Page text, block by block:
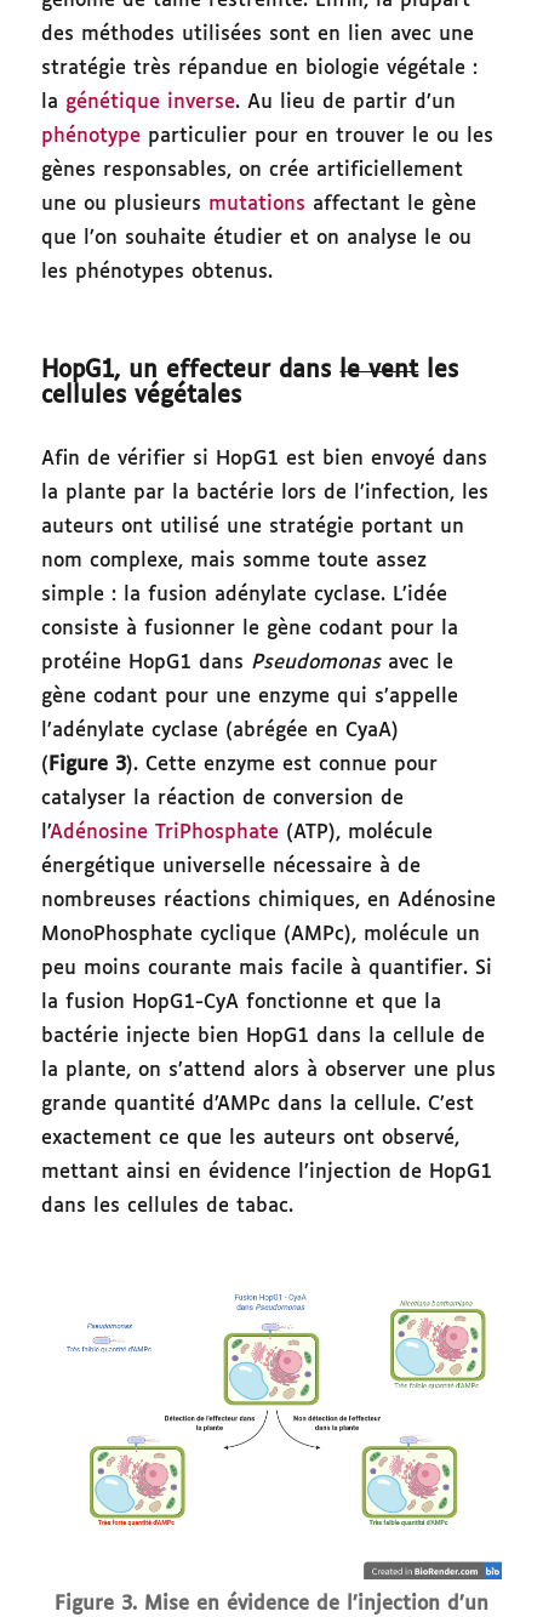
des méthodes utilisées sont en lien avec une
stratégie très répandue en biologie végétale :
la génétique inverse. Au lieu de partir d’un
phénotype particulier pour en trouver le ou les
gènes responsables, on crée artificiellement
une ou plusieurs mutations affectant le gène
que l’on souhaite étudier et on analyse le ou
les phénotypes obtenus.
HopG1, un effecteur dansle ventles
cellules végétales
Afin de vérifier si HopG1 est bien envoyé dans
la plante par la bactérie lors de l’infection, les
auteurs ont utilisé une stratégie portant un
nom complexe, mais somme toute assez
simple : la fusion adénylate cyclase. L’idée
consiste à fusionner le gène codant pour la
protéine HopG1 dans Pseudomonasavec le
gène codant pour une enzyme qui s’appelle
l’adénylate cyclase (abrégée en CyaA)
( Figure 3). Cette enzyme est connue pour
catalyser la réaction de conversion de
l’Adénosine TriPhosphate (ATP), molécule
énergétique universelle nécessaire à de
nombreuses réactions chimiques, en Adénosine
MonoPhosphate cyclique (AMPc), molécule un
peu moins courante mais facile à quantifier. Si
la fusion HopG1-CyA fonctionne et que la
bactérie injecte bien HopG1 dans la cellule de
la plante, on s’attend alors à observer une plus
grande quantité d’AMPc dans la cellule. C’est
exactement ce que les auteurs ont observé,
mettant ainsi en évidence l’injection de HopG1
dans les cellules de tabac.
Figure 3. Mise en évidence de l’injection d’un